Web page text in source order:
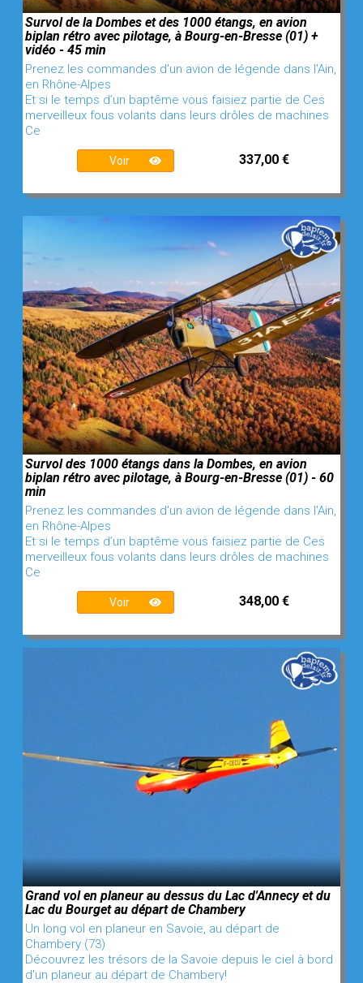
Survol de la Dombes et des 1000 étangs, en avion
biplan rétro avec pilotage, à Bourg-en-Bresse (01) +
vidéo - 45 min
Prenez les commandes d'un avion de légende dans l'Ain,
en Rhône-Alpes
Et si le temps d’un baptême vous faisiez partie de Ces
merveilleux fous volants dans leurs drôles de machines
Ce
Voir 337,00 €
Survol des 1000 étangs dans la Dombes, en avion
biplan rétro avec pilotage, à Bourg-en-Bresse (01) - 60
min
Prenez les commandes d'un avion de légende dans l'Ain,
en Rhône-Alpes
Et si le temps d’un baptême vous faisiez partie de Ces
merveilleux fous volants dans leurs drôles de machines
Ce
Voir 348,00 €
Grand vol en planeur au dessus du Lac d'Annecy et du
Lac du Bourget au départ de Chambery
Un long vol en planeur en Savoie, au départ de
Chambery (73)
Découvrez les trésors de la Savoie depuis le ciel à bord
d'un planeur au départ de Chambery!